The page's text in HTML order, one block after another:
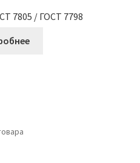
7805 / ГОСТ 7798